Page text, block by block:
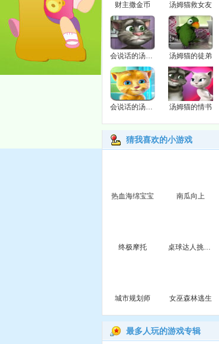
财主撒金币 汤姆猫救女友
会说话的汤姆猫2完整版 汤姆猫的徒弟
会说话的汤姆猫的儿子 汤姆猫的情书
猜我喜欢的小游戏
热血海绵宝宝 南瓜向上
终极摩托 桌球达人挑战赛
城市规划师 女巫森林逃生
最多人玩的游戏专辑